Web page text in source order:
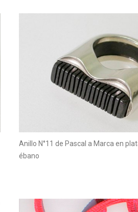
Anillo N°11 de Pascal a Marca en
ébano